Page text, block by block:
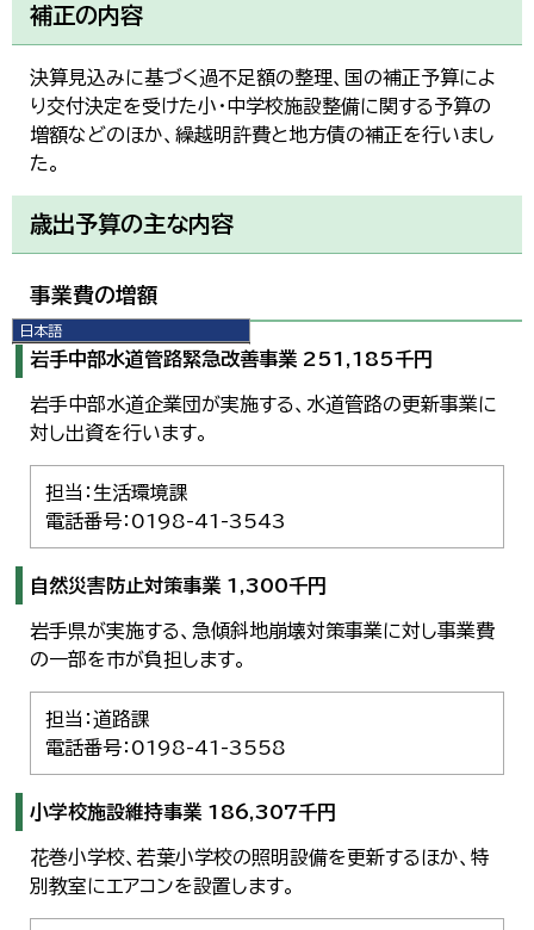
日本語
日本語
English
한국어
简体中文
繁體中文
補正の内容
決算見込みに基づく過不足額の整理、国の補正予算によ
り交付決定を受けた小・中学校施設整備に関する予算の
増額などのほか、繰越明許費と地方債の補正を行いまし
た。
歳出予算の主な内容
事業費の増額
岩手中部水道管路緊急改善事業 251,185千円
岩手中部水道企業団が実施する、水道管路の更新事業に
対し出資を行います。
担当：生活環境課
電話番号：0198-41-3543
自然災害防止対策事業 1,300千円
岩手県が実施する、急傾斜地崩壊対策事業に対し事業費
の一部を市が負担します。
担当：道路課
電話番号：0198-41-3558
小学校施設維持事業 186,307千円
花巻小学校、若葉小学校の照明設備を更新するほか、特
別教室にエアコンを設置します。